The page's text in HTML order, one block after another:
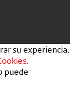
su experiencia.
.
puede